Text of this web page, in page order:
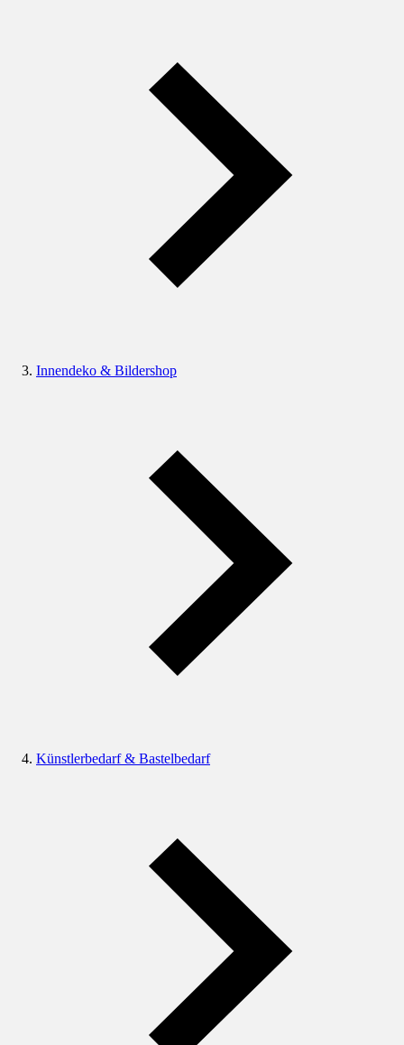
Innendeko & Bildershop
Künstlerbedarf & Bastelbedarf